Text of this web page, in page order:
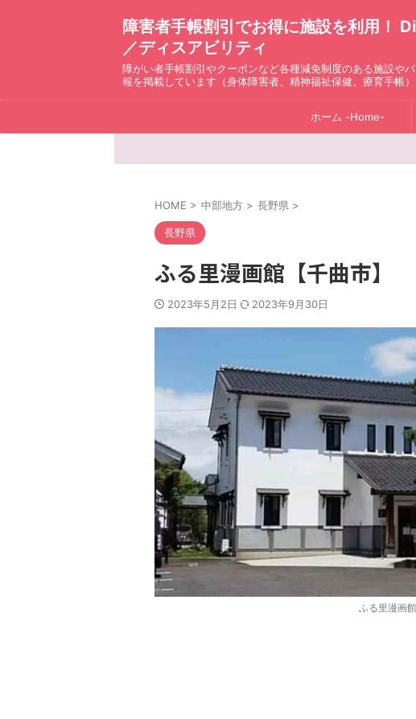
障害者手帳割引でお得に施設を利用！
／ディスアビリティ
障がい者手帳割引やクーポンなど各種減免制度のある施設や
報を掲載しています（身体障害者、精神福祉保健、療育手帳）
ホーム -Home-
HOME > 中部地方 > 長野県 >
長野県
ふる里漫画館【千曲市】
2023年5月2日 2023年9月30日
ふる里漫画